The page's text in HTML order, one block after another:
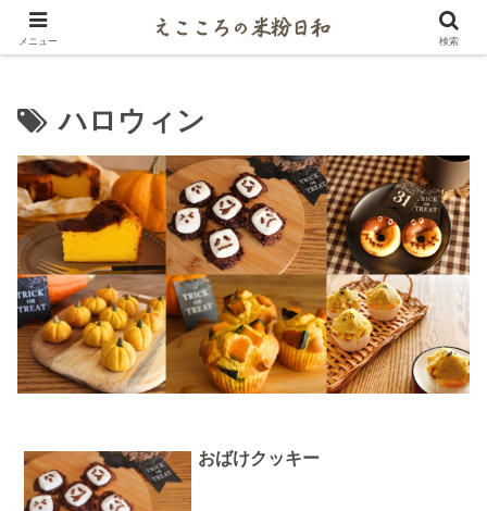
米粉マイスターがご紹介するパンとお菓子レシピ
ハロウィン
おばけクッキー
メニュー 検索